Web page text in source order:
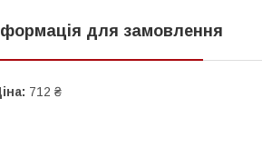
для замовлення
712 ₴